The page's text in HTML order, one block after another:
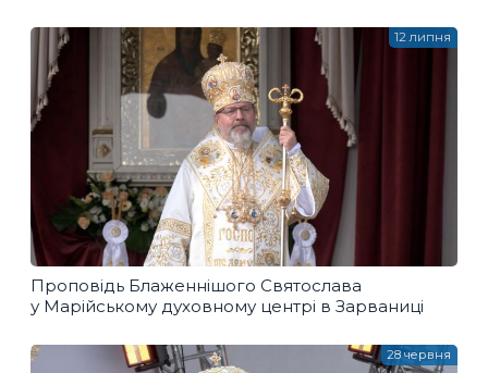
Проповідь Блаженнішого Святослава
у Марійському духовному центрі в Зарваниці
12 липня
28 червня